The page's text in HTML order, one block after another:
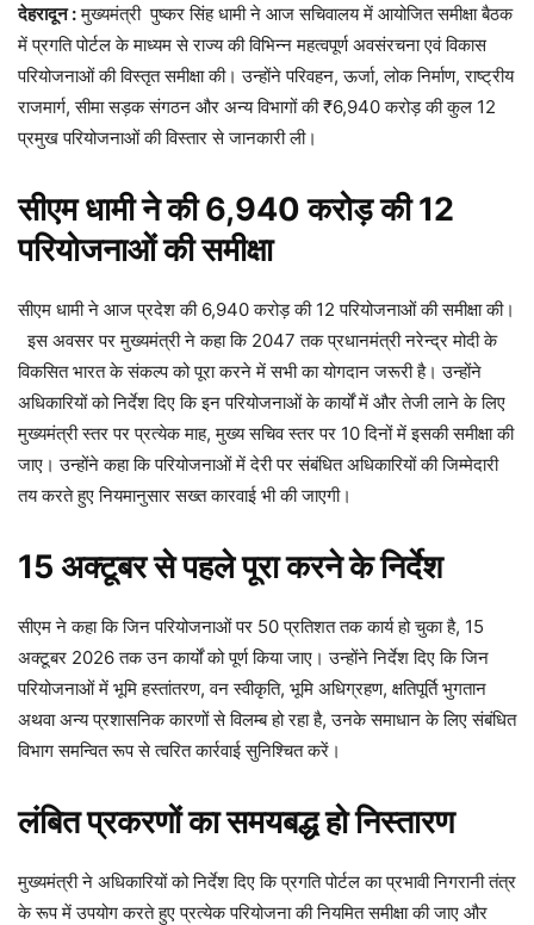
देहरादून :मुख्यमंत्री पुष्कर सिंह धामी ने आज सचिवालय में आयोजित समीक्षा बैठक
में प्रगति पोर्टल के माध्यम से राज्य की विभिन्न महत्वपूर्ण अवसंरचना एवं विकास
परियोजनाओं की विस्तृत समीक्षा की। उन्होंने परिवहन, ऊर्जा, लोक निर्माण, राष्ट्रीय
राजमार्ग, सीमा सड़क संगठन और अन्य विभागों की ₹6,940 करोड़ की कुल 12
प्रमुख परियोजनाओं की विस्तार से जानकारी ली।
सीएम धामी ने की 6,940 करोड़ की 12
परियोजनाओं की समीक्षा
सीएम धामी ने आज प्रदेश की 6,940 करोड़ की 12 परियोजनाओं की समीक्षा की।
इस अवसर पर मुख्यमंत्री ने कहा कि 2047 तक प्रधानमंत्री नरेन्द्र मोदी के
विकसित भारत के संकल्प को पूरा करने में सभी का योगदान जरूरी है। उन्होंने
अधिकारियों को निर्देश दिए कि इन परियोजनाओं के कार्यों में और तेजी लाने के लिए
मुख्यमंत्री स्तर पर प्रत्येक माह, मुख्य सचिव स्तर पर 10 दिनों में इसकी समीक्षा की
जाए। उन्होंने कहा कि परियोजनाओं में देरी पर संबंधित अधिकारियों की जिम्मेदारी
तय करते हुए नियमानुसार सख्त कारवाई भी की जाएगी।
15 अक्टूबर से पहले पूरा करने के निर्देश
सीएम ने कहा कि जिन परियोजनाओं पर 50 प्रतिशत तक कार्य हो चुका है, 15
अक्टूबर 2026 तक उन कार्यों को पूर्ण किया जाए। उन्होंने निर्देश दिए कि जिन
परियोजनाओं में भूमि हस्तांतरण, वन स्वीकृति, भूमि अधिग्रहण, क्षतिपूर्ति भुगतान
अथवा अन्य प्रशासनिक कारणों से विलम्ब हो रहा है, उनके समाधान के लिए संबंधित
विभाग समन्वित रूप से त्वरित कार्रवाई सुनिश्चित करें।
लंबित प्रकरणों का समयबद्ध हो निस्तारण
मुख्यमंत्री ने अधिकारियों को निर्देश दिए कि प्रगति पोर्टल का प्रभावी निगरानी तंत्र
के रूप में उपयोग करते हुए प्रत्येक परियोजना की नियमित समीक्षा की जाए और